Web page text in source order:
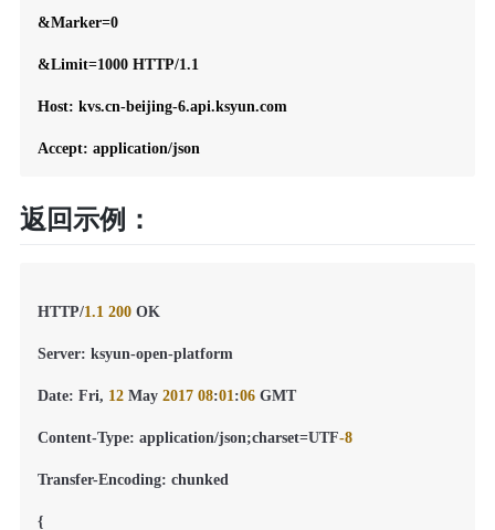
&Marker=0
&Limit=1000 HTTP/1.1
Host: kvs.cn-beijing-6.api.ksyun.com
Accept: application/json
返回示例：
HTTP/1.1 200 OK
Server: ksyun-open-platform
Date: Fri, 12 May 2017 08:01:06 GMT
Content-Type: application/json;charset=UTF-8
Transfer-Encoding: chunked
{